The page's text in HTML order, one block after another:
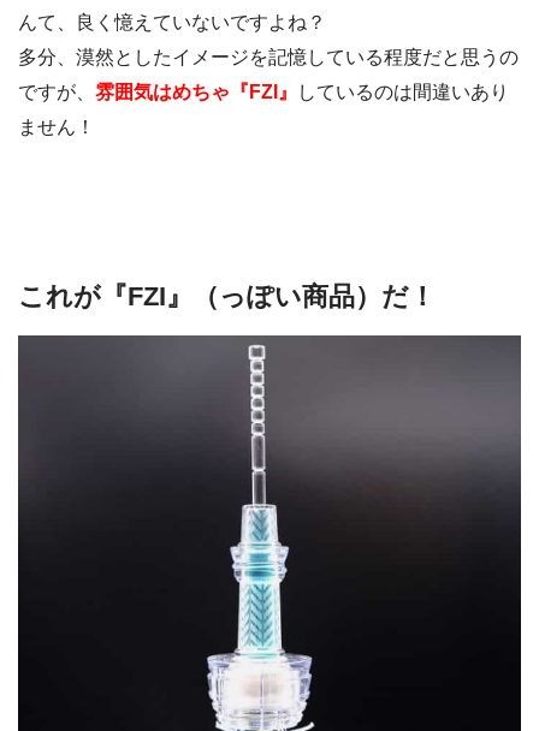
んて、良く憶えていないですよね？
多分、漠然としたイメージを記憶している程度だと思うの
ですが、 雰囲気はめちゃ『 FZI 』
しているのは間違いあり
ません！
これが『FZI』（っぽい商品）だ！